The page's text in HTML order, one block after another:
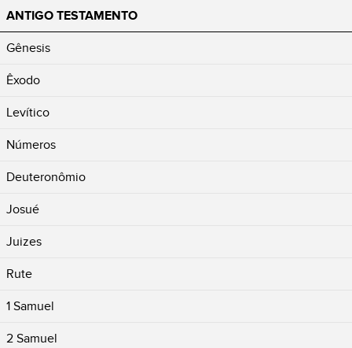
ANTIGO TESTAMENTO
Gênesis
Êxodo
Levítico
Números
Deuteronômio
Josué
Juizes
Rute
1 Samuel
2 Samuel